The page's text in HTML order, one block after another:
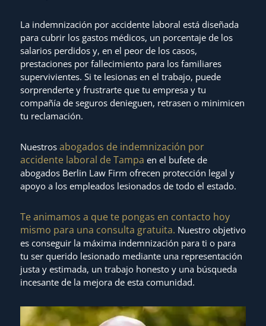
La indemnización por accidente laboral está diseñada
para cubrir los gastos médicos, un porcentaje de los
salarios perdidos y, en el peor de los casos,
prestaciones por fallecimiento para los familiares
supervivientes. Si te lesionas en el trabajo, puede
sorprenderte y frustrarte que tu empresa y tu
compañía de seguros denieguen, retrasen o minimicen
tu reclamación.
Nuestros abogados de indemnización por
accidente laboral de Tampa en el bufete de
abogados Berlin Law Firm ofrecen protección legal y
apoyo a los empleados lesionados de todo el estado.
Te animamos a que te pongas en contacto hoy
mismo para una consulta gratuita. Nuestro objetivo
es conseguir la máxima indemnización para ti o para
tu ser querido lesionado mediante una representación
justa y estimada, un trabajo honesto y una búsqueda
incesante de la mejora de esta comunidad.